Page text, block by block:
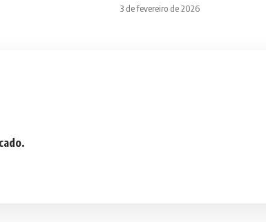
3 de fevereiro de 2026